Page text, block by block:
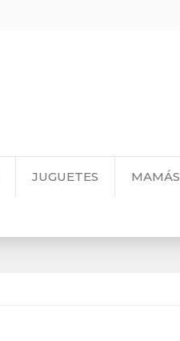
JUGUETES MAMÁS